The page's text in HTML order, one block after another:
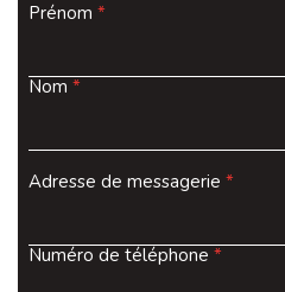
Prénom *
Nom *
Adresse de messagerie *
Numéro de téléphone *